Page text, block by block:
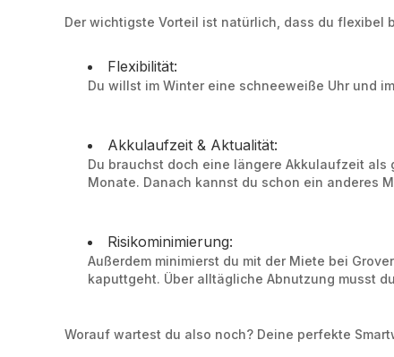
Der wichtigste Vorteil ist natürlich, dass du flexibel
Flexibilität:
Du willst im Winter eine schneeweiße Uhr und
Akkulaufzeit & Aktualität:
Du brauchst doch eine längere Akkulaufzeit
Monate. Danach kannst du schon ein anderes
Risikominimierung:
Außerdem minimierst du mit der Miete bei
kaputtgeht. Über alltägliche Abnutzung musst
Worauf wartest du also noch? Deine perfekte